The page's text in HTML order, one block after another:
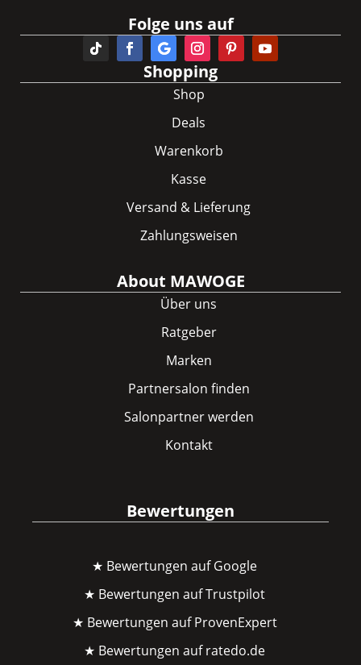
Folge uns auf
Shopping
Shop
Deals
Warenkorb
Kasse
Versand & Lieferung
Zahlungsweisen
About MAWOGE
Über uns
Ratgeber
Marken
Partnersalon finden
Salonpartner werden
Kontakt
Bewertungen
★ Bewertungen auf Google
★ Bewertungen auf Trustpilot
★ Bewertungen auf ProvenExpert
★ Bewertungen auf ratedo.de